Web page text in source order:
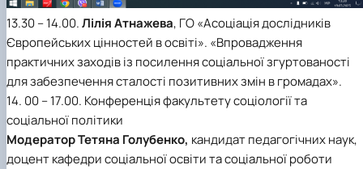
13.30 – 14.00.Лілія Атнажева, ГО «Асоціація дослідників
Європейських цінностей в освіті». «Впровадження
практичних заходів із посилення соціальної згуртованості
для забезпечення сталості позитивних змін в громадах».
14. 00 – 17.00. Конференція факультету соціології та
соціальної політики
Модератор Тетяна Голубенко, кандидат педагогічних наук,
доцент кафедри соціальної освіти та соціальної роботи